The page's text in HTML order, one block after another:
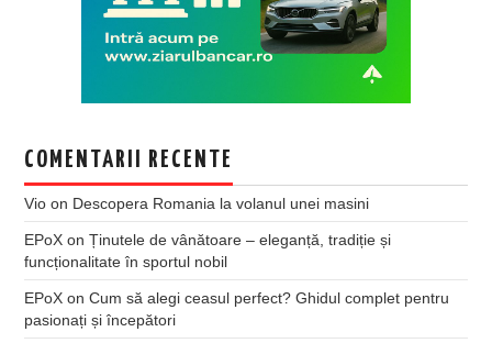
COMENTARII RECENTE
Vio on Descopera Romania la volanul unei masini
EPoX onȚinutele de vânătoare – eleganță, tradiție și
funcționalitate în sportul nobil
EPoX onCum să alegi ceasul perfect? Ghidul complet pentru
pasionați și începători